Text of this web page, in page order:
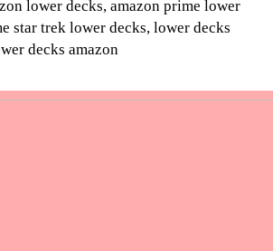
lower decks, amazon prime lower
star trek lower decks, lower decks
decks amazon